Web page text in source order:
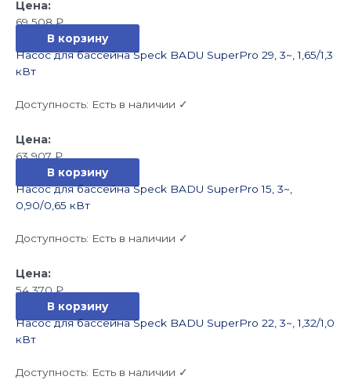
69 508₽
В корзину
Насос для бассейна Speck BADU SuperPro 29, 3~, 1,65/1,3
кВт
Доступность: Есть в наличии ✓
63 907₽
В корзину
Насос для бассейна Speck BADU SuperPro 15, 3~,
0,90/0,65 кВт
Доступность: Есть в наличии ✓
54 370₽
В корзину
Насос для бассейна Speck BADU SuperPro 22, 3~, 1,32/1,0
кВт
Доступность: Есть в наличии ✓